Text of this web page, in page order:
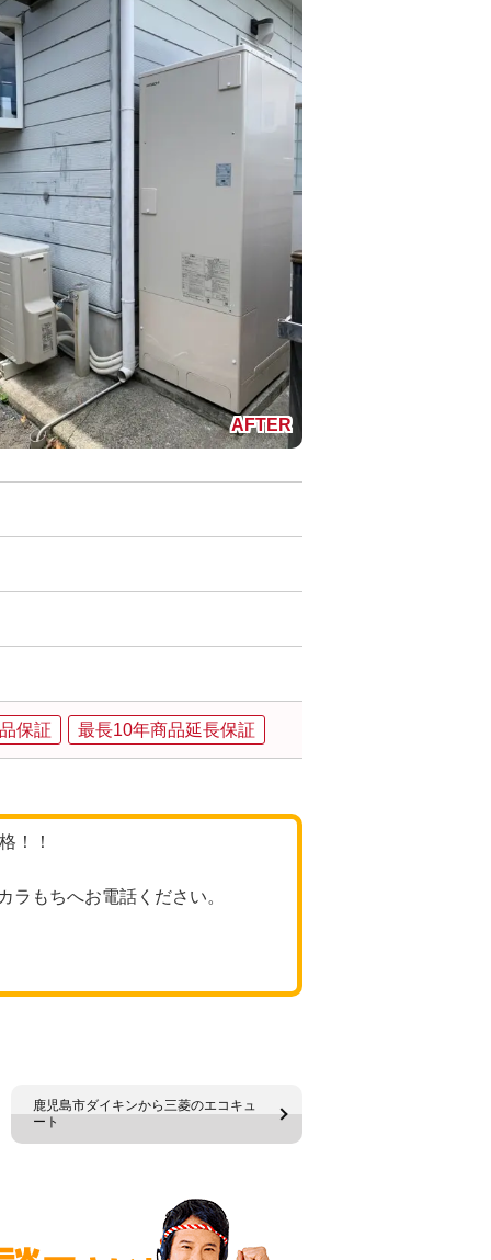
保証 最長10年商品延長保証
！！
ラもちへお電話ください。
鹿児島市ダイキンから三菱のエコキュ
ート